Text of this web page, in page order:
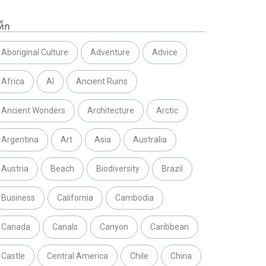
ก
Aboriginal Culture Adventure Advice
Africa AI Ancient Ruins
Ancient Wonders Architecture Arctic
Argentina Art Asia Australia
Austria Beach Biodiversity Brazil
Business California Cambodia
Canada Canals Canyon Caribbean
Castle Central America Chile China